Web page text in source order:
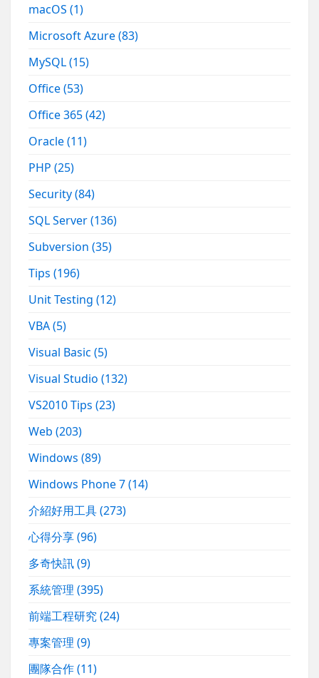
macOS(1)
Microsoft Azure(83)
MySQL(15)
Office(53)
Office 365(42)
Oracle(11)
PHP(25)
Security(84)
SQL Server(136)
Subversion(35)
Tips(196)
Unit Testing(12)
VBA(5)
Visual Basic(5)
Visual Studio(132)
VS2010 Tips(23)
Web(203)
Windows(89)
Windows Phone 7(14)
介紹好用工具(273)
心得分享(96)
多奇快訊(9)
系統管理(395)
前端工程研究(24)
專案管理(9)
團隊合作(11)